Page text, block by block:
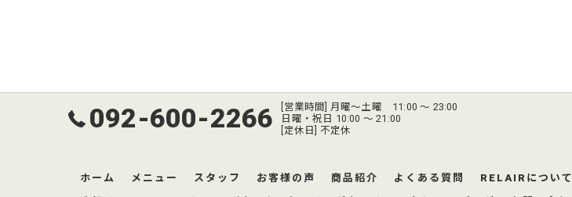
092-600-2266
[営業時間] 月曜～土曜 11:00 ～ 23:00
日曜・祝日 10:00 ～ 21:00
[定休日] 不定休
ホーム メニュー スタッフ お客様の声 商品紹介 よくある質問 RELAIRについて